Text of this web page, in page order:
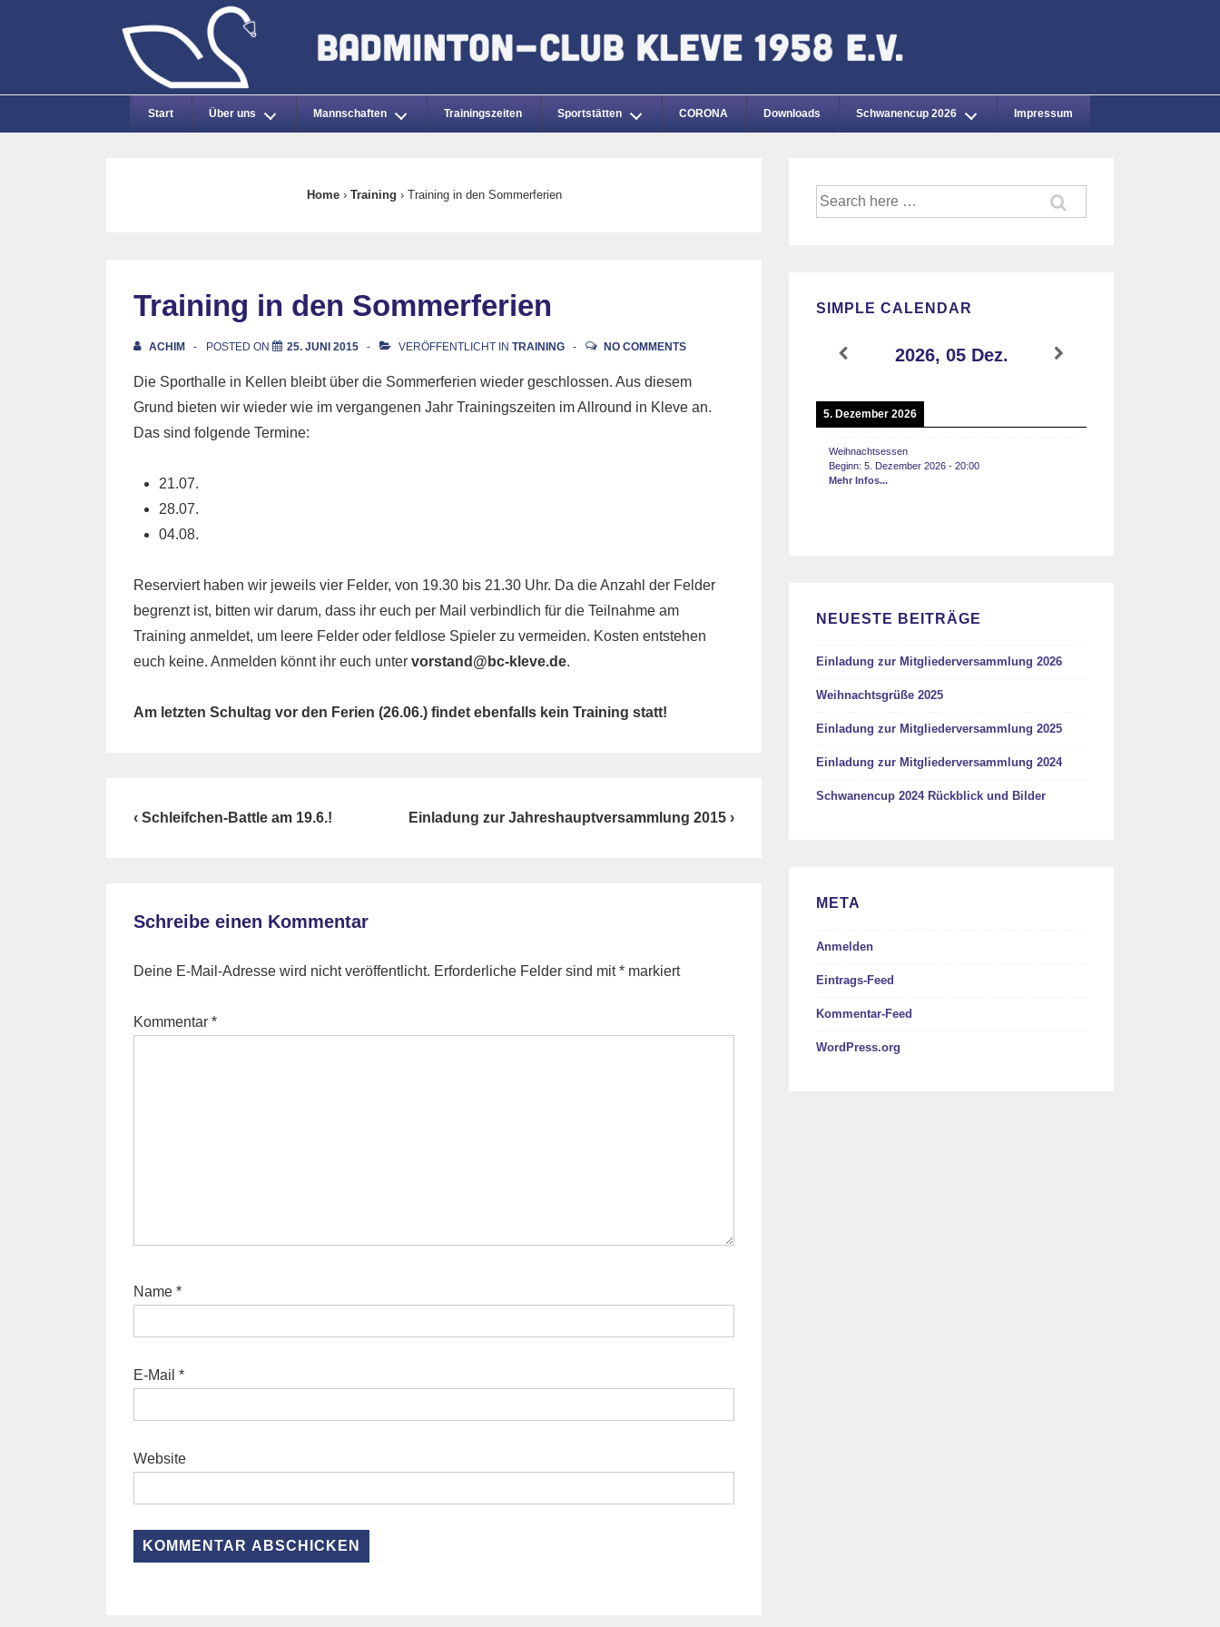
Navigation
Start Über uns Mannschaften Trainingszeiten Sportstätten CORONA Downloads Schwanencup 2026 Impressum
Home › Training › Training in den Sommerferien
Training in den Sommerferien
ACHIM POSTED ON 25. JUNI 2015 VERÖFFENTLICHT IN TRAINING NO COMMENTS
Die Sporthalle in Kellen bleibt über die Sommerferien wieder geschlossen. Aus diesem
Grund bieten wir wieder wie im vergangenen Jahr Trainingszeiten im Allround in Kleve an.
Das sind folgende Termine:
21.07.
28.07.
04.08.
Reserviert haben wir jeweils vier Felder, von 19.30 bis 21.30 Uhr. Da die Anzahl der Felder
begrenzt ist, bitten wir darum, dass ihr euch per Mail verbindlich für die Teilnahme am
Training anmeldet, um leere Felder oder feldlose Spieler zu vermeiden. Kosten entstehen
euch keine. Anmelden könnt ihr euch unter vorstand@bc-kleve.de.
Am letzten Schultag vor den Ferien (26.06.) findet ebenfalls kein Training statt!
Beitragsnavigation
Previous
‹ Schleifchen-Battle am 19.6.!
Next
Einladung zur Jahreshauptversammlung 2015 ›
Schreibe einen Kommentar
Deine E-Mail-Adresse wird nicht veröffentlicht. Erforderliche Felder sind mit* markiert
Kommentar *
Name *
E-Mail *
Website
Suche
nach:
SIMPLE CALENDAR
2026, 05 Dez.
5. Dezember 2026
Weihnachtsessen
Beginn:5. Dezember 2026 -20:00
Mehr Infos...
NEUESTE BEITRÄGE
Einladung zur Mitgliederversammlung 2026
Weihnachtsgrüße 2025
Einladung zur Mitgliederversammlung 2025
Einladung zur Mitgliederversammlung 2024
Schwanencup 2024 Rückblick und Bilder
META
Anmelden
Eintrags-Feed
Kommentar-Feed
WordPress.org